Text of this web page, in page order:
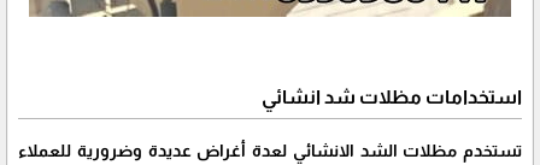
استخدامات مظلات شد انشائي
تستخدم مظلات الشد الانشائي لعدة أغراض عديدة وضرورية للعملاء